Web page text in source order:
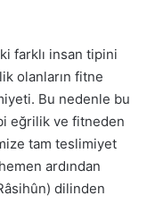
farklı insan tipini
olanların fitne
Bu nedenle bu
eğrilik ve fitneden
tam teslimiyet
ardından
dilinden